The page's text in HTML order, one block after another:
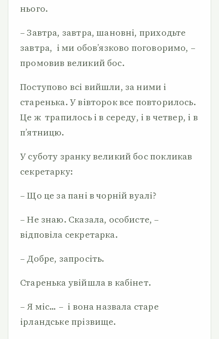
нього.
– Завтра, завтра, шановні, приходьте
завтра, і ми обов’язково поговоримо, –
промовив великий бос.
Поступово всі вийшли, за ними і
старенька. У вівторок все повторилось.
Це ж трапилось і в середу, і в четвер, і в
п’ятницю.
У суботу зранку великий бос покликав
секретарку:
– Що це за пані в чорній вуалі?
– Не знаю. Сказала, особисте, –
відповіла секретарка.
– Добре, запросіть.
Старенька увійшла в кабінет.
– Я міс… – і вона назвала старе
ірландське прізвище.